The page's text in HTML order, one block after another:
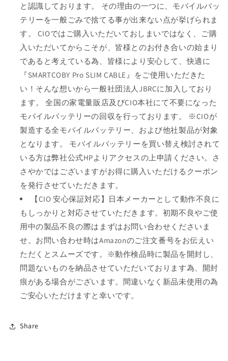
と認識しております。 その理由の一つに、モバイルバッ
テリーを一般ごみで捨てる事が出来ない点が挙げられま
す。 CIOではご購入いただいておしまいではなく、ご購
入いただいてからこそが、皆様とのお付き合いの始まり
であると考えている為、皆様により安心して、快適に
『SMARTCOBY Pro SLIM CABLE』をご使用いただきた
い！そんな想いから一般社団法人JBRCに加入しており
ます。 全国の家電量販店及びCIO本社にて不要になった
モバイルバッテリーの回収を行っております。 ※CIOが
製造する全モバイルバッテリー、および他社製品が対象
となります。 モバイルバッテリーを買い替え検討されて
いる方は弊社公式HPよりアクセスの上申請ください。さ
さやかではございますがお得に購入いただけるクーポン
を発行させていただきます。
【CIO 安心保証対応】日本メーカーとして動作不良に
もしっかりと対応させていただきます。初期不良やご使
用中の製品不良の際はまずはお問い合わせくださいま
せ。お問い合わせ時はAmazonのご注文番号をお伝えい
ただくとスムーズです。※動作検品時に製品を開封し、
問題ないものを納品させていただいております為、開封
痕がある場合がございます。間違いなく新品未使用の為
ご安心いただけますと幸いです。
Share